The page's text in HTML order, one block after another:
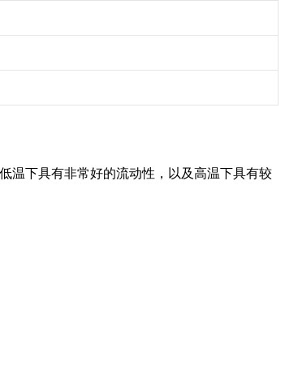
温下具有非常好的流动性，以及高温下具有较